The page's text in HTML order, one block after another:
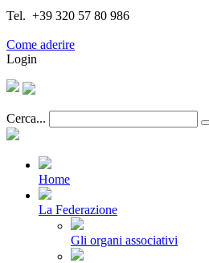
Tel. +39 320 57 80 986
Come aderire
Login
Cerca...
Home
La Federazione
Gli organi associativi